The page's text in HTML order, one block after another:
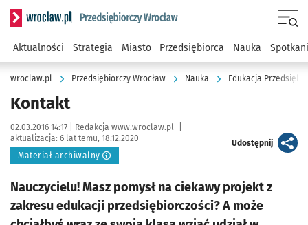
Serwis informacyjny wroclaw.pl podserwis: Strategia
Aktualności Strategia Miasto Przedsiębiorca Nauka
wroclaw.pl Przedsiębiorczy Wrocław Nauka Edukacja
Kontakt
Data publikacji:
02.03.2016 14:17 | Autor:
Redakcja www.wroclaw.pl
aktualizacja: 6 lat temu, 18.12.2020
Materiał archiwalny
Udostępnijartykuł
Nauczycielu! Masz pomysł na ciekawy projekt z
zakresu edukacji przedsiębiorczości? A może